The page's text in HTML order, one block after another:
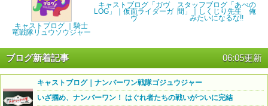
キャストブログ ｜騎士
竜戦隊リュウソウジャー
キャストブログ「ガヴ
LOG」｜仮面ライダーガ
ヴ
スタッフブログ「あべの
間」｜しくじり先生 俺
みたいになるな!!
ブログ新着記事 06:05更新
キャストブログ｜ナンバーワン戦隊ゴジュウジャー
いざ掴め、ナンバーワン！ はぐれ者たちの戦いがついに完結